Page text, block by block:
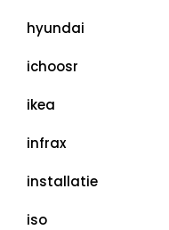
hyundai
ichoosr
ikea
infrax
installatie
iso